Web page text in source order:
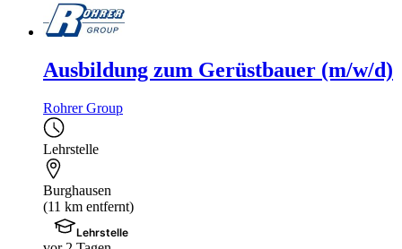
Ausbildung zum Gerüstbauer (m/w/d)
Rohrer Group
Lehrstelle
Burghausen
(11 km entfernt)
Lehrstelle